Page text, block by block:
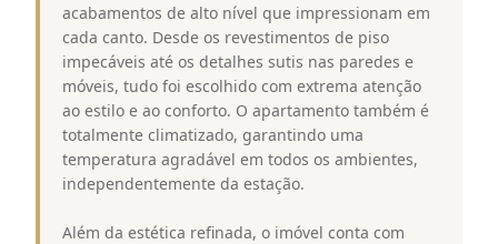
acabamentos de alto nível que impressionam em
cada canto. Desde os revestimentos de piso
impecáveis até os detalhes sutis nas paredes e
móveis, tudo foi escolhido com extrema atenção
ao estilo e ao conforto. O apartamento também é
totalmente climatizado, garantindo uma
temperatura agradável em todos os ambientes,
independentemente da estação.
Além da estética refinada, o imóvel conta com